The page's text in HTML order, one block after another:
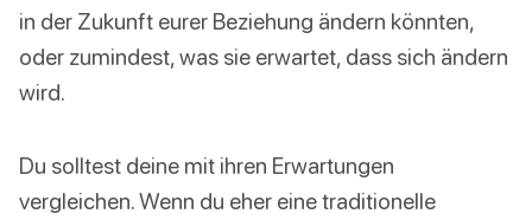
in der Zukunft eurer Beziehung ändern könnten,
oder zumindest, was sie erwartet, dass sich ändern
wird.
Du solltest deine mit ihren Erwartungen
vergleichen. Wenn du eher eine traditionelle